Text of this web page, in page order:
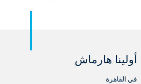
أولينا هارماش
في القاهرة